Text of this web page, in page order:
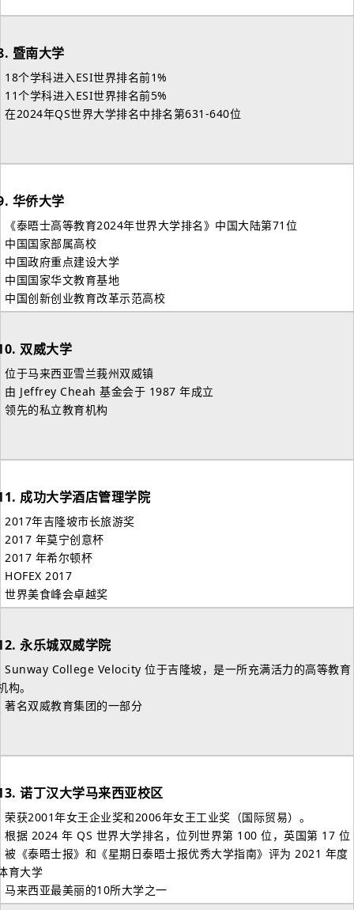
暨南大学
18个学科进入ESI世界排名前1%
11个学科进入ESI世界排名前5%
在2024年QS世界大学排名中排名第631-640位
华侨大学
《泰晤士高等教育2024年世界大学排名》中国大陆第71位
中国国家部属高校
中国政府重点建设大学
中国国家华文教育基地
中国创新创业教育改革示范高校
双威大学
位于马来西亚雪兰莪州双威镇
由 Jeffrey Cheah 基金会于 1987 年成立
领先的私立教育机构
成功大学酒店管理学院
2017年吉隆坡市长旅游奖
2017 年莫宁创意杯
2017 年希尔顿杯
HOFEX 2017
世界美食峰会卓越奖
永乐城双威学院
Sunway College Velocity 位于吉隆坡，是一所充满活力的高等教育
构。
著名双威教育集团的一部分
诺丁汉大学马来西亚校区
荣获2001年女王企业奖和2006年女王工业奖（国际贸易）。
根据 2024 年 QS 世界大学排名，位列世界第 100 位，英国第 17 位
被《泰晤士报》和《星期日泰晤士报优秀大学指南》评为 2021 年度
育大学
马来西亚最美丽的10所大学之一